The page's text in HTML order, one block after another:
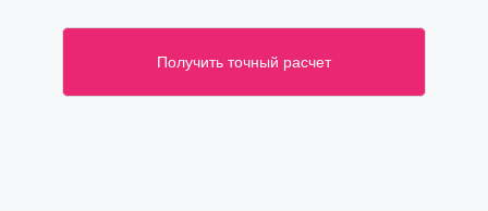
Получить точный расчет